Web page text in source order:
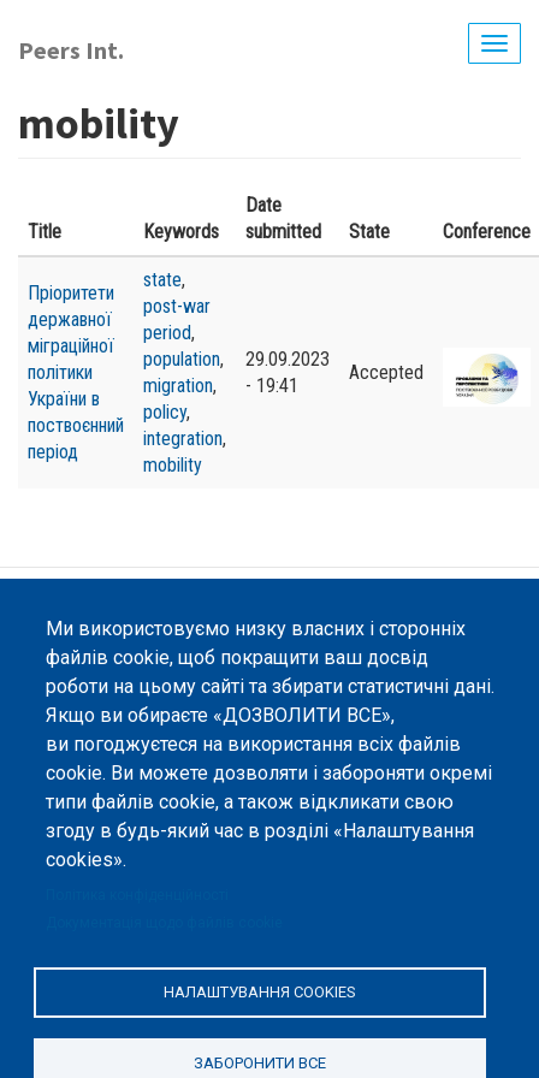
до
основного
Peers Int.
mobility
Title Keywords
Date
submitted
State Conference
Пріоритети
державної
міграційної
політики
України в
поствоєнний
період
state,
post-war
period,
population,
migration,
policy,
integration,
mobility
29.09.2023
- 19:41
Accepted
Ми використовуємо низку власних і сторонніх
файлів cookie, щоб покращити ваш досвід
роботи на цьому сайті та збирати статистичні дані.
Якщо ви обираєте «ДОЗВОЛИТИ ВСЕ»,
ви погоджуєтеся на використання всіх файлів
cookie. Ви можете дозволяти і забороняти окремі
типи файлів cookie, а також відкликати свою
згоду в будь-який час в розділі «Налаштування
cookies».
НАЛАШТУВАННЯ COOKIES
ЗАБОРОНИТИ ВСЕ
Peers International, платформа відкритого
рецензування, 2023-2026. |Налаштування файлів
cookie.
Вміст сайту опубліковано на умовах ліцензії «
Зазначенням Авторства 4.0 Міжнародна», якщо не
вказано інше.
Онлайн-платформа відкритого
рецензування Peers International